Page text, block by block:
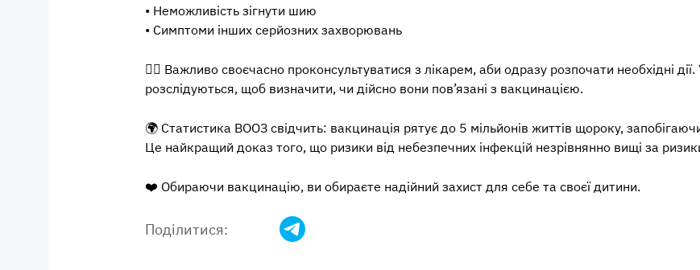
• Неможливість зігнути шию
• Симптоми інших серйозних захворювань
👨‍⚕️ Важливо своєчасно проконсультуватися з лікарем, аби одразу розпочати необхідні
розслідуються, щоб визначити, чи дійсно вони пов’язані з вакцинацією.
🌍 Статистика ВООЗ свідчить: вакцинація рятує до 5 мільйонів життів щороку,
Це найкращий доказ того, що ризики від небезпечних інфекцій незрівнянно вищі за
❤️ Обираючи вакцинацію, ви обираєте надійний захист для себе та своєї дитини.
Поділитися: